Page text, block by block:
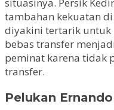
tambahan kekuatan
diyakini tertarik untuk
bebas transfer
peminat karena tidak
transfer.
Pelukan